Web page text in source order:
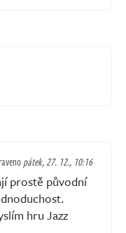
pátek, 27. 12., 10:16
prostě původní
hru Jazz